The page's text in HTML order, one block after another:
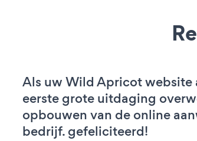
Als uw Wild Apricot website
eerste grote uitdaging
opbouwen van de online
bedrijf. gefeliciteerd!